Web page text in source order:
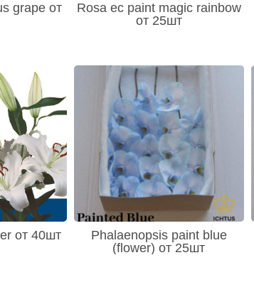
grape от
Rosa ec paint magic rainbow
от 25шт
от 40шт
Phalaenopsis paint blue
(flower) от 25шт